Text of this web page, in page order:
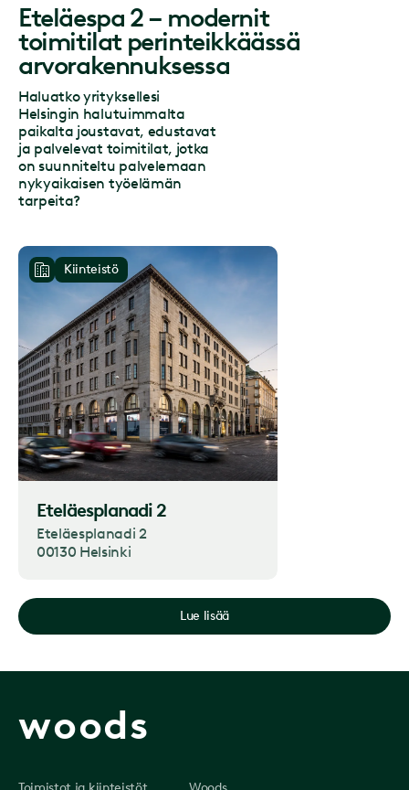
Eteläespa 2 – modernit
toimitilat perinteikkäässä
arvorakennuksessa
Haluatko yrityksellesi
Helsingin halutuimmalta
paikalta joustavat, edustavat
ja palvelevat toimitilat, jotka
on suunniteltu palvelemaan
nykyaikaisen työelämän
tarpeita?
Kiinteistö
Eteläesplanadi 2
Eteläesplanadi 2
00130 Helsinki
Lue lisää
woods